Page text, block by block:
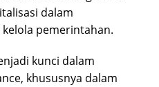
dalam
pemerintahan.
kunci dalam
khususnya dalam